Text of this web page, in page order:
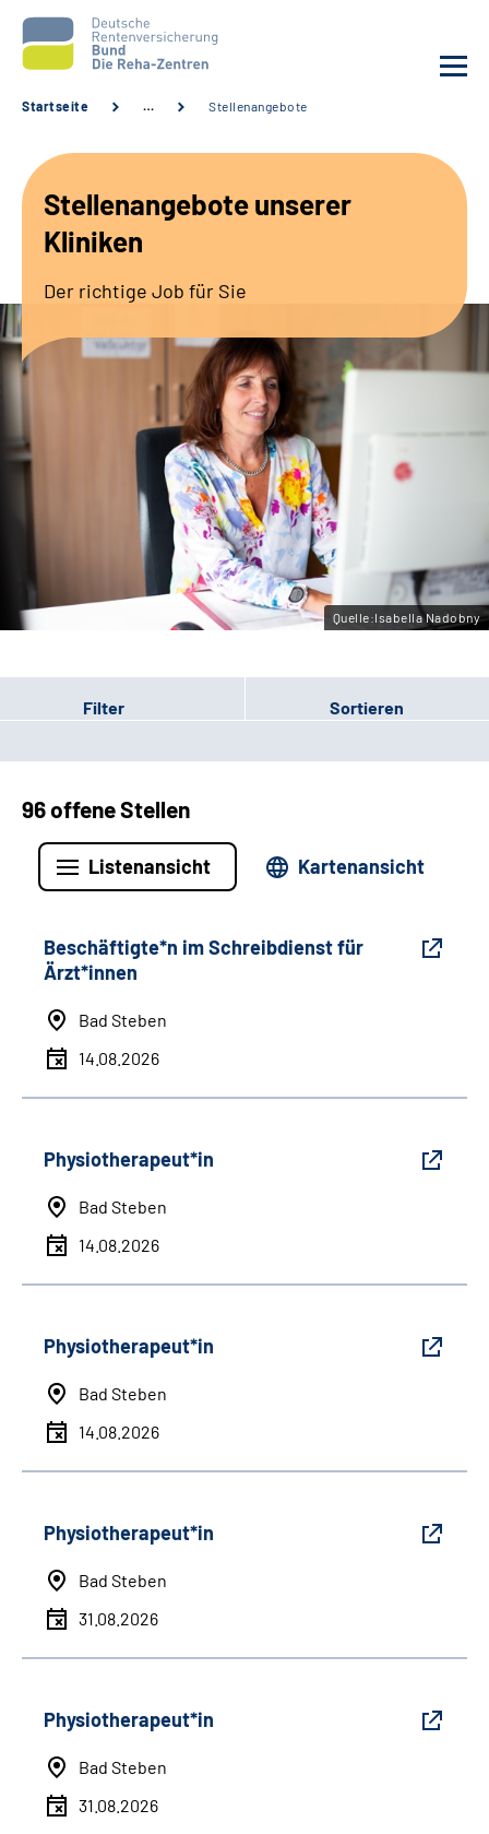
Unsere Kliniken
Sozialdienste & Zuweisende
Erweiterte Suche
Gebärdensprache
Leichte Sprache
Startseite … Stellenangebote
Stellenangebote unserer
Kliniken
Der richtige Job für Sie
Quelle:Isabella Nadobny
Filter Sortieren
96 offene Stellen
Listenansicht Kartenansicht
Beschäftigte*n im Schreibdienst für
Ärzt*innen
Bad Steben
14.08.2026
Physiotherapeut*in
Bad Steben
14.08.2026
Physiotherapeut*in
Bad Steben
14.08.2026
Physiotherapeut*in
Bad Steben
31.08.2026
Physiotherapeut*in
Bad Steben
31.08.2026